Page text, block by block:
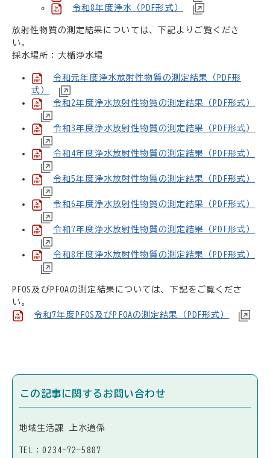
令和8年度浄水（PDF形式）
放射性物質の測定結果については、下記よりご覧くださ
い。
採水場所：大楯浄水場
令和元年度浄水放射性物質の測定結果（PDF形
式）
令和2年度浄水放射性物質の測定結果（PDF形式）
令和3年度浄水放射性物質の測定結果（PDF形式）
令和4年度浄水放射性物質の測定結果（PDF形式）
令和5年度浄水放射性物質の測定結果（PDF形式）
令和6年度浄水放射性物質の測定結果（PDF形式）
令和7年度浄水放射性物質の測定結果（PDF形式）
令和8年度浄水放射性物質の測定結果（PDF形式）
PFOS及びPFOAの測定結果については、下記をご覧くださ
い。
令和7年度PFOS及びPFOAの測定結果（PDF形式）
この記事に関するお問い合わせ
地域生活課 上水道係
TEL：0234-72-5887